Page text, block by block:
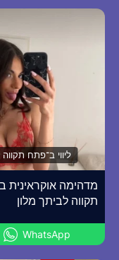
ליווי ב־פתח תקווה
מדהימה אוקראינית
תקווה לביתך מלון
WhatsApp